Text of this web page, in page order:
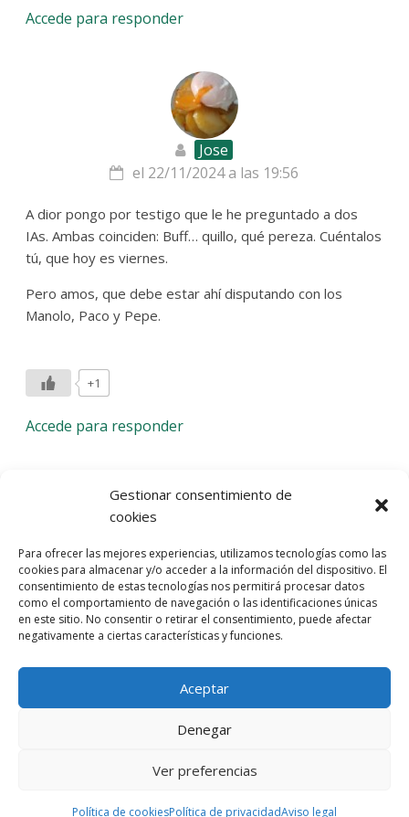
Gestionar consentimiento de
cookies
Para ofrecer las mejores experiencias, utilizamos tecnologías como las
cookies para almacenar y/o acceder a la información del dispositivo. El
consentimiento de estas tecnologías nos permitirá procesar datos
como el comportamiento de navegación o las identificaciones únicas
en este sitio. No consentir o retirar el consentimiento, puede afectar
negativamente a ciertas características y funciones.
Aceptar
Denegar
Ver preferencias
Política de cookiesPolítica de privacidadAviso legal
Accede para responder
Jose
el 22/11/2024 a las 19:56
A dior pongo por testigo que le he preguntado a dos
IAs. Ambas coinciden: Buff… quillo, qué pereza. Cuéntalos
tú, que hoy es viernes.
Pero amos, que debe estar ahí disputando con los
Manolo, Paco y Pepe.
+1
Accede para responder
Deja una respuesta
comentario.
Entra con tu red social
He leído y acepto laPolítica de Privacidad
cookies-Marquistas Estudio Creativo